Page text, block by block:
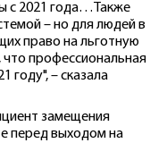
с 2021 года…Также
– но для людей в
право на льготную
профессиональная
году", – сказала
замещения
перед выходом на